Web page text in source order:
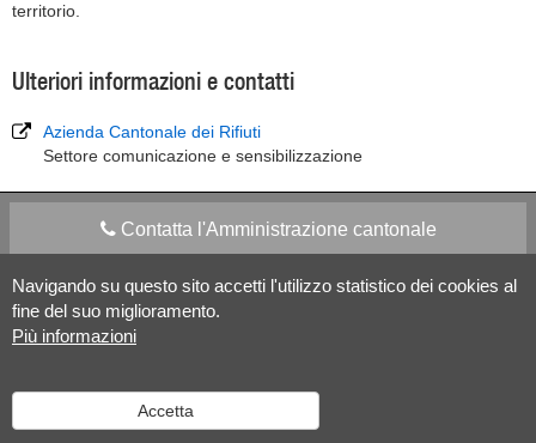
Navigando su questo sito accetti l'utilizzo statistico dei cookies al
fine del suo miglioramento.
Più informazioni
Accetta
territorio.
Ulteriori informazioni e contatti
Azienda Cantonale dei Rifiuti
Settore comunicazione e sensibilizzazione
Contatta l'Amministrazione cantonale
Apps Mobile Social media
Versione desktop Informazioni legali